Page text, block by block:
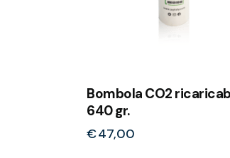
Bombola CO2
640 gr.
€47,00